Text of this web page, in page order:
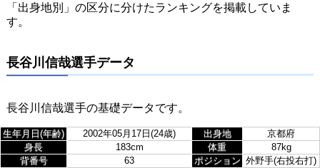
「出身地別」の区分に分けたランキングを掲載していま
す。
長谷川信哉選手データ
長谷川信哉選手の基礎データです。
生年月日(年齢) 2002年05月17日(24歳) 出身地
京都府
身長
183cm 体重
87kg
背番号
63 ポジション 外野手(右投右打)